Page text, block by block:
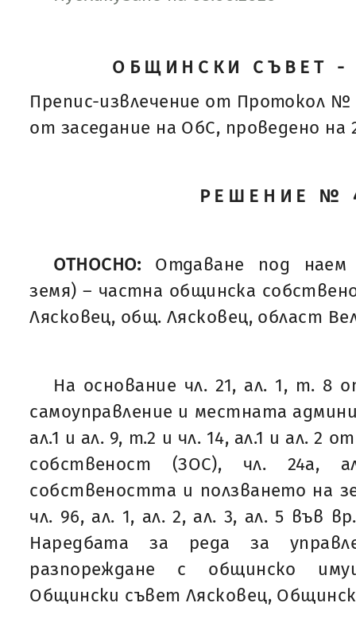
ОБЩИНСКИ СЪВЕТ -
Препис-извлечение от Протокол №
от заседание на ОбС, проведено на
РЕШЕНИЕ №
ОТНОСНО: Отдаване под наем
земя) – частна общинска
Лясковец, общ. Лясковец, област
На основание чл. 21, ал. 1, т. 8
самоуправление и местната
ал.1 и ал. 9, т.2 и чл. 14, ал.1 и ал. 2
собственост (ЗОС), чл. 24а,
собствеността и ползването на
чл. 96, ал. 1, ал. 2, ал. 3, ал. 5 във
Наредбата за реда за
разпореждане с общинско
Общински съвет Лясковец,